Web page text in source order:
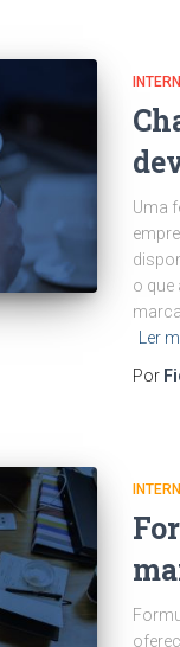
Uma
o que
Ler
Por